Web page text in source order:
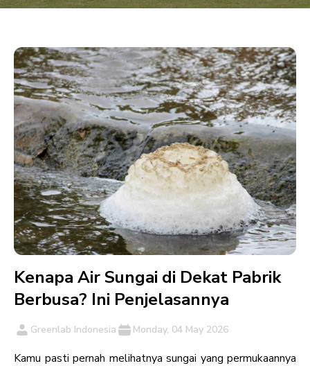
Email
*Company Profile akan dikirim ke alamat email Anda
Kirim
Kenapa Air Sungai di Dekat Pabrik
Berbusa? Ini Penjelasannya
Greenlab Indonesia Monday, 04 May 2026
Kamu pasti pernah melihatnya sungai yang permukaannya